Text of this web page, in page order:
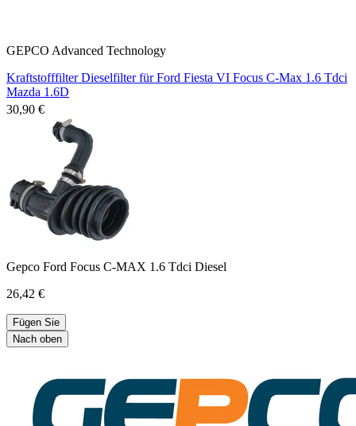
GEPCO Advanced Technology
Kraftstofffilter Dieselfilter für Ford Fiesta VI Focus C-Max 1.6 Tdci
Mazda 1.6D
30,90 €
Gepco Ford Focus C-MAX 1.6 Tdci Diesel
26,42 €
Fügen Sie
Nach oben